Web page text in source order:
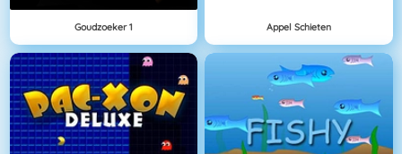
Goudzoeker 1 Appel Schieten